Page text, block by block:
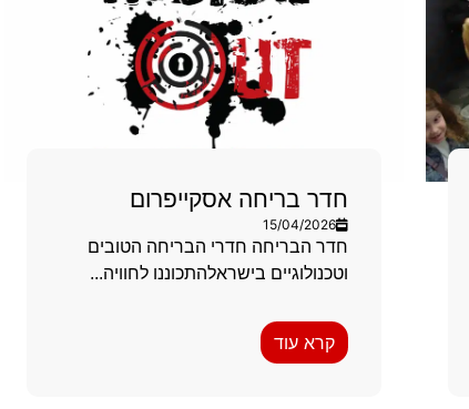
חדר בריחה אסקייפרום
15/04/2026
חדר הבריחה חדרי הבריחה הטובים
וטכנולוגיים בישראלהתכוננו לחוויה...
קרא עוד